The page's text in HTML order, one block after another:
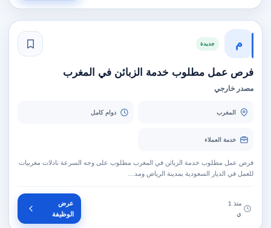
م جديدة
فرص عمل مطلوب خدمة الزبائن في المغرب
مصدر خارجي
المغرب دوام كامل
خدمة العملاء
فرص عمل مطلوب خدمة الزبائن في المغرب مطلوب على وجه السرعة نادلات مغربيات
للعمل في الديار السعودية بمدينة الرياض ومد…
منذ 1
ي
عرض
الوظيفة